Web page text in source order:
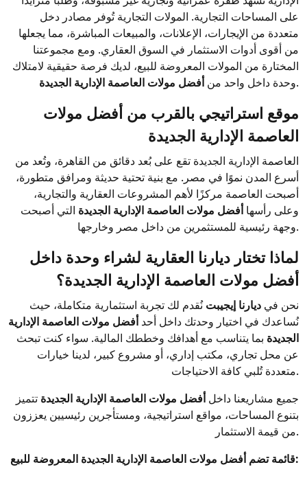
على المساحات التجارية. المولات التجارية تُوفر مصادر دخل
متعددة من الإيجارات، الإعلانات، والمبيعات المباشرة، مما يجعلها
من أقوى أدوات الاستثمار في السوق العقاري. ومع مجموعتنا
المختارة من المولات المعروضة للبيع، لديك فرصة حقيقية لامتلاك
وحدة داخل واحد منأفضل مولات العاصمة الإدارية الجديدة .
موقع استراتيجي بالقرب من أفضل مولات
العاصمة الإدارية الجديدة
العاصمة الإدارية الجديدة تقع على بُعد دقائق من القاهرة، وتُعد من
أسرع المدن نموًا في مصر. مع بنية تحتية حديثة ومرافق متطورة،
أصبحت العاصمة مركزًا لأهم المشروعات العقارية والتجارية،
وعلى رأسهاأفضل مولات العاصمة الإدارية الجديدة التي أصبحت
وجهة رئيسية للمستثمرين من داخل مصر وخارجها.
لماذا تختار ديارنا العقارية لشراء وحدة داخل
أفضل مولات العاصمة الإدارية الجديدة؟
نحن في ديارنا إيجيبتنُقدم لك تجربة استثمارية متكاملة، حيث
نُساعدك في اختيار وحدتك داخل أحدأفضل مولات العاصمة الإدارية
الجديدة بما يتناسب مع أهدافك وخططك المالية. سواء كنت تبحث
عن محل تجاري، مكتب إداري، أو مشروع كبير، لدينا خيارات
متعددة تُلبي كافة الاحتياجات.
جميع مشاريعنا داخلأفضل مولات العاصمة الإدارية الجديدة تتميز
بتنوع المساحات، مواقع استراتيجية، ومستأجرين رئيسيين يعززون
من قيمة الاستثمار.
قائمة تضم أفضل مولات العاصمة الإدارية الجديدة المعروضة للبيع: